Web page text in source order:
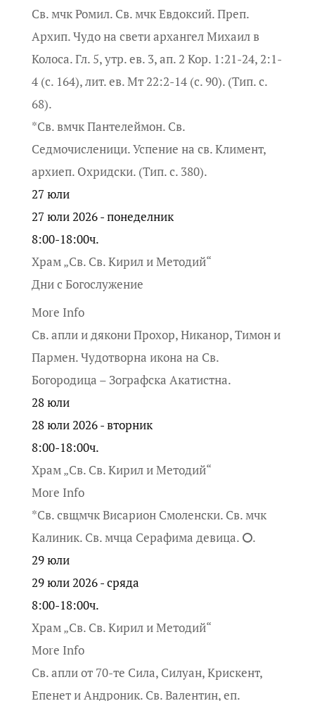
Св. мчк Ромил. Св. мчк Евдоксий. Преп.
Архип. Чудо на свети архангел Михаил в
Колоса. Гл. 5, утр. ев. 3, ап. 2 Кор. 1:21-24, 2:1-
4 (с. 164), лит. ев. Мт 22:2-14 (с. 90). (Тип. с.
68).
*Св. вмчк Пантелеймон. Св.
Седмочисленици. Успение на св. Климент,
архиеп. Охридски. (Тип. с. 380).
27 юли
27 юли 2026 - понеделник
8:00-18:00ч.
Храм „Св. Св. Кирил и Методий“
Дни с Богослужение
More Info
Св. апли и дякони Прохор, Никанор, Тимон и
Пармен. Чудотворна икона на Св.
Богородица – Зографска Акатистна.
28юли
28 юли 2026 - вторник
8:00-18:00ч.
Храм „Св. Св. Кирил и Методий“
More Info
*Св. свщмчк Висарион Смоленски. Св. мчк
Калиник. Св. мчца Серафима девица. ⭘.
29юли
29 юли 2026 - сряда
8:00-18:00ч.
Храм „Св. Св. Кирил и Методий“
More Info
Св. апли от 70-те Сила, Силуан, Крискент,
Епенет и Андроник. Св. Валентин, еп.